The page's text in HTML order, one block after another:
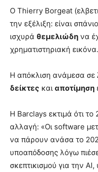
Ο Thierry Borgeat
την εξέλιξη: είναι
ισχυρά θεμελιώδη να
χρηματιστηριακή εικόνα.
Η απόκλιση ανάμεσα σε
δείκτες και αποτίμηση
Η Barclays εκτιμά ότι
αλλαγή: «Οι software
να πάρουν ανάσα το
υποαπόδοσης λόγω
σκεπτικισμού για την